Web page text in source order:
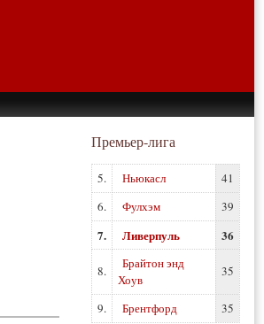
Премьер-лига
5. Ньюкасл
41
6.
Фулхэм 39
7. Ливерпуль 36
8.
Брайтон энд
Хоув
35
9. Брентфорд 35